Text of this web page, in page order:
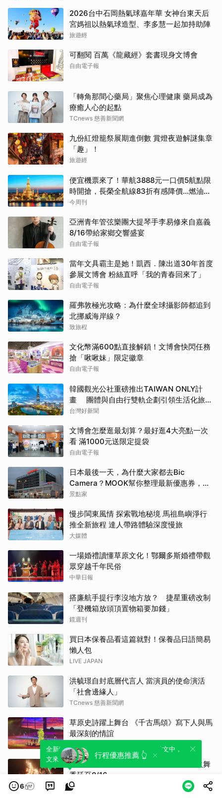
2026台中石岡熱氣球嘉年華 女神台東天后
宮媽祖以熱氣球造型、李多慧一起加持助陣
旅遊經
可翻閱 百萬《龍藏經》套書現身文博會
自由電子報
「轉角那間心藥局」聚焦心理健康 藥局成為
療癒人心的起點
TCnews 慈善新聞網
九份紅燈籠祭展期進倒數 賞燈夜遊解謎集章
「趣」！
旅遊經
便宜機票來了！華航3888元一口價5航點限
時開搶，長榮全航線83折有感降價…燃油稅
8/9調漲早買早省
今周刊
亞洲青年管弦樂團大提琴手李易修來自嘉義
8/16帶給家鄉交響盛宴
自由電子報
當年文具霸主是她！凱西．陳出道30年首度
參展文博會 粉絲直呼「我的青春回來了」
自由電子報
羅弗敦極光攻略：為什麼全球攝影師都追到
北挪威海岸線？
致旅程
文化幣滿600點直接解鎖！文博會快閃任務
搶「啾啾妹」限定徽章
自由電子報
韓國觀光公社重磅推出TAIWAN ONLY計
畫 團體與自由行雙軌企劃引領生活化旅遊
新風潮
台灣好新聞
文博會怎麼逛最划算？最好逛4大亮點一次
看 滿1000元送限定提袋
自由電子報
日本最後一天，為什麼大家都去Bic
Camera？MOOK幫你整理最新優惠券，行
前趕快存手機，結帳直接用，最高省10%
景點家
慢步閩東風情 探索戰地秘境 馬祖島嶼淨行
推全新旅程 達人帶路體驗深度慢旅
大媒體
一場婚禮讀懂草原文化！鄂爾多斯婚禮帶觀
眾穿越千年民俗
中華日報
搭廉航手提行李沒地方放？ 捷星重磅改制
「登機箱放頭頂置物箱要加錢」
鏡週刊
買日本保養品看這篇就對！保養品日語簡易
懶人包
LIVE JAPAN
洪毓璟自封底層代言人 當演員的使命演活
「社會邊緣人」
TCnews 慈善新聞網
草原史詩躍上舞台 《千古馬頌》寫下人與馬
最深刻的情誼
「北海潮與火」本周活動因颱風停辦 火舞
秀延至8/16
旅遊雲
行程優惠推薦 👆
6
全新體驗！一鍵引用此內容，透過發布貼
文來輕鬆表達個人立場。
可以轉發或引用此內容至自己的貼文中，
來發表您的評論或觀點。